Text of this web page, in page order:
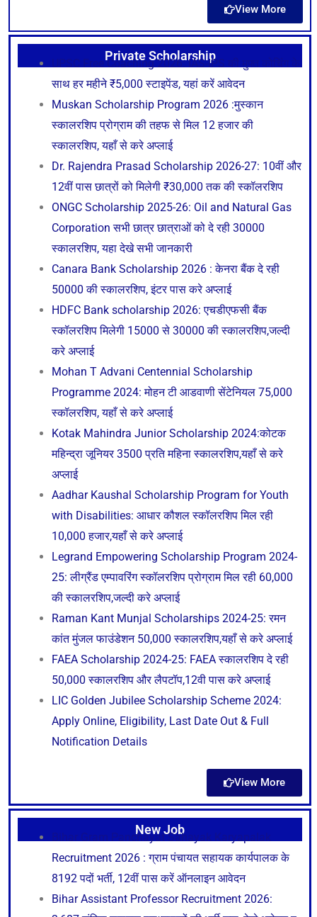
View More
Private Scholarship
UPSC Free Coaching 2026: IAS-IPS की मुफ्त कोचिंग के
साथ हर महीने ₹5,000 स्टाइपेंड, यहां करें आवेदन
Muskan Scholarship Program 2026 :मुस्कान
स्कालरशिप प्रोग्राम की तहफ से मिल 12 हजार की
स्कालरशिप, यहाँ से करे अप्लाई
Dr. Rajendra Prasad Scholarship 2026-27: 10वीं और
12वीं पास छात्रों को मिलेगी ₹30,000 तक की स्कॉलरशिप
ONGC Scholarship 2025-26: Oil and Natural Gas
Corporation सभी छात्र छात्राओं को दे रही 30000
स्कालरशिप, यहा देखे सभी जानकारी
Canara Bank Scholarship 2026 : केनरा बैंक दे रही
50000 की स्कालरशिप, इंटर पास करे अप्लाई
HDFC Bank scholarship 2026: एचडीएफसी बैंक
स्कॉलरशिप मिलेगी 15000 से 30000 की स्कालरशिप,जल्दी
करे अप्लाई
Mohan T Advani Centennial Scholarship
Programme 2024: मोहन टी आडवाणी सेंटेनियल 75,000
स्कॉलरशिप, यहाँ से करे अप्लाई
Kotak Mahindra Junior Scholarship 2024:कोटक
महिन्द्रा जूनियर 3500 प्रति महिना स्कालरशिप,यहाँ से करे
अप्लाई
Aadhar Kaushal Scholarship Program for Youth
with Disabilities: आधार कौशल स्कॉलरशिप मिल रही
10,000 हजार,यहाँ से करे अप्लाई
Legrand Empowering Scholarship Program 2024-
25: लीग्रैंड एम्पावरिंग स्कॉलरशिप प्रोग्राम मिल रही 60,000
की स्कालरशिप,जल्दी करे अप्लाई
Raman Kant Munjal Scholarships 2024-25: रमन
कांत मुंजल फाउंडेशन 50,000 स्कालरशिप,यहाँ से करे अप्लाई
FAEA Scholarship 2024-25: FAEA स्कालरशिप दे रही
50,000 स्कालरशिप और लैपटॉप,12वी पास करे अप्लाई
LIC Golden Jubilee Scholarship Scheme 2024:
Apply Online, Eligibility, Last Date Out & Full
Notification Details
View More
New Job
Bihar Gram Panchayat Sahayak Karyapalak
Recruitment 2026 : ग्राम पंचायत सहायक कार्यपालक के
8192 पदों भर्ती, 12वीं पास करें ऑनलाइन आवेदन
Bihar Assistant Professor Recruitment 2026: